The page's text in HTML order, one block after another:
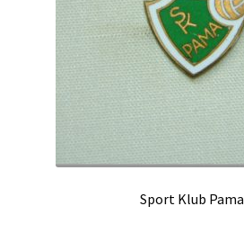
Sport Klub Pama